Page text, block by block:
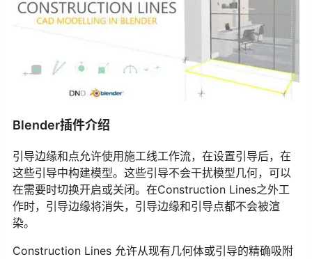
Blender插件介绍
引导边缘和点允许使用施工线工作流，在设置引导后，在
这些引导中构建模型。这些引导不会干扰模型几何，可以
在需要时切换开启或关闭。在Construction Lines之外工
作时，引导边缘将消失，引导边缘和引导点都不会被渲
染。
Construction Lines 允许从现有几何体或引导的精确吸附